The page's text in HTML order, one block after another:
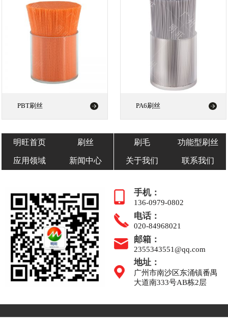
PBT刷丝 PA6刷丝
明旺首页 刷丝 刷毛 功能型刷丝
应用领域 新闻中心 关于我们 联系我们
手机：
136-0979-0802
电话：
020-84968021
邮箱：
2355343551@qq.com
地址：
广州市南沙区东涌镇番禺
大道南333号AB栋2层